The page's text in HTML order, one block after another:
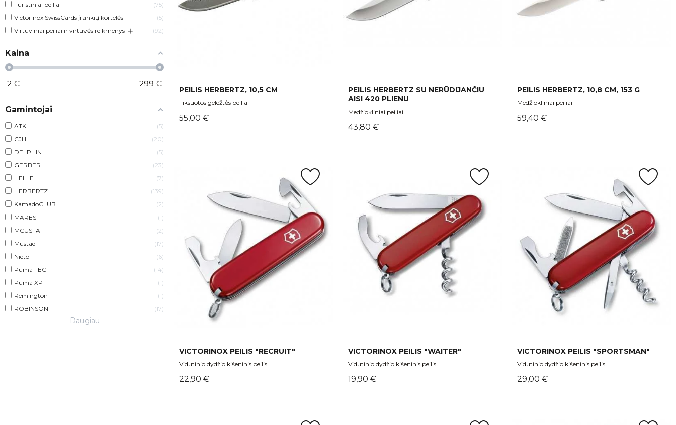
PEILIS HERBERTZ, 10,5 CM
Fiksuotos geležtės peiliai
Kaina
55,00 €
PEILIS HERBERTZ SU NERŪDIJANČIU
AISI 420 PLIENU
Medžiokliniai peiliai
Kaina
43,80 €
PEILIS HERBERTZ, 10,8 CM, 153 G
Medžiokliniai peiliai
Kaina
59,40 €
VICTORINOX PEILIS "RECRUIT"
Vidutinio dydžio kišeninis peilis
Kaina
22,90 €
VICTORINOX PEILIS "WAITER"
Vidutinio dydžio kišeninis peilis
Kaina
19,90 €
VICTORINOX PEILIS "SPORTSMAN"
Vidutinio dydžio kišeninis peilis
Kaina
29,00 €
Turistiniai peiliai
75
Victorinox SwissCards įrankių kortelės
5
Virtuviniai peiliai ir virtuvės reikmenys + 92
Kaina
2 € 299 €
Gamintojai
ATK
5
CJH
20
DELPHIN
5
GERBER
23
HELLE
7
HERBERTZ
139
KamadoCLUB
2
MARES
1
MCUSTA
2
Mustad
17
Nieto
6
Puma TEC
14
Puma XP
1
Remington
1
ROBINSON
17
Daugiau